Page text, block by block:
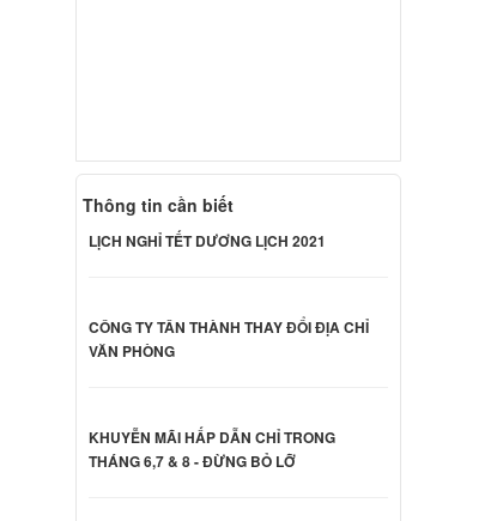
Thông tin cần biết
LỊCH NGHỈ TẾT DƯƠNG LỊCH 2021
CÔNG TY TÂN THÀNH THAY ĐỔI ĐỊA CHỈ
VĂN PHÒNG
KHUYỄN MÃI HẤP DẪN CHỈ TRONG
THÁNG 6,7 & 8 - ĐỪNG BỎ LỠ